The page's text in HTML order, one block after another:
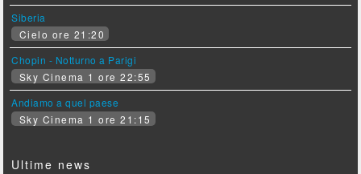
Siberia
Cielo ore 21:20
Chopin - Notturno a Parigi
Sky Cinema 1 ore 22:55
Andiamo a quel paese
Sky Cinema 1 ore 21:15
Ultime news